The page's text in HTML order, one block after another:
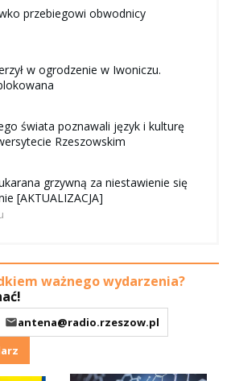
przebiegowi obwodnicy
w ogrodzenie w Iwoniczu.
świata poznawali język i kulturę
Rzeszowskim
grzywną za niestawienie się
[AKTUALIZACJA]
ważnego wydarzenia?
antena@radio.rzeszow.pl